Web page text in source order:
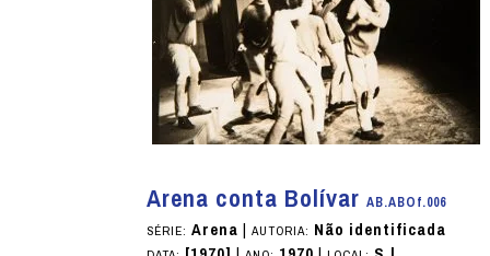
Arena conta BolívarAB.ABOf.006
SÉRIE:Arena|AUTORIA: Não identificada